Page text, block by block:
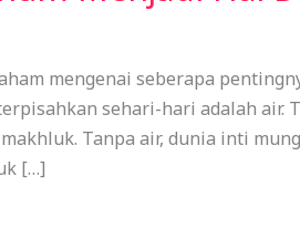
mengenai seberapa
sehari-hari adalah
Tanpa air, dunia inti
[…]